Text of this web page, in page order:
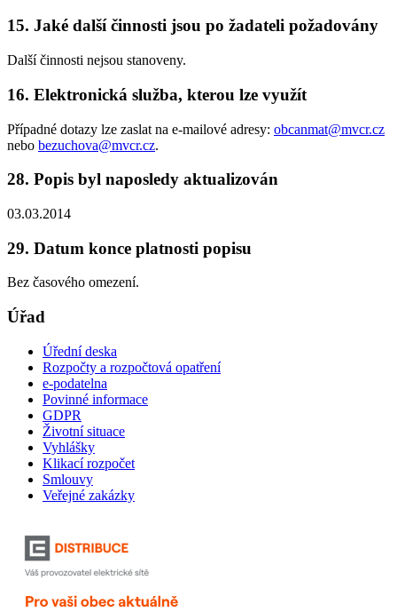
15. Jaké další činnosti jsou po žadateli požadovány
Další činnosti nejsou stanoveny.
16. Elektronická služba, kterou lze využít
Případné dotazy lze zaslat na e-mailové adresy: obcanmat@mvcr.cz
nebo bezuchova@mvcr.cz.
28. Popis byl naposledy aktualizován
03.03.2014
29. Datum konce platnosti popisu
Bez časového omezení.
Úřad
Úřední deska
Rozpočty a rozpočtová opatření
e-podatelna
Povinné informace
GDPR
Životní situace
Vyhlášky
Klikací rozpočet
Smlouvy
Veřejné zakázky